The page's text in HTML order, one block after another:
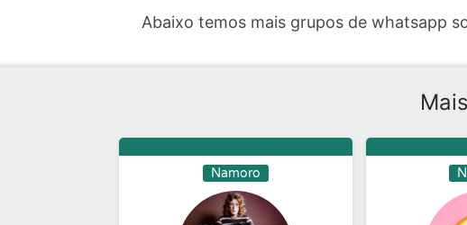
Abaixo temos mais grupos de whatsapp
Namoro